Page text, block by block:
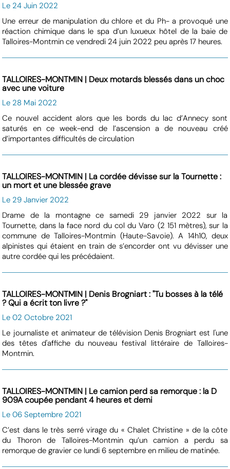
Le 24 Juin 2022
Une erreur de manipulation du chlore et du Ph- a provoqué une
réaction chimique dans le spa d’un luxueux hôtel de la baie de
Talloires-Montmin ce vendredi 24 juin 2022 peu après 17 heures.
TALLOIRES-MONTMIN | Deux motards blessés dans un choc
avec une voiture
Le 28 Mai 2022
Ce nouvel accident alors que les bords du lac d’Annecy sont
saturés en ce week-end de l’ascension a de nouveau créé
d’importantes difficultés de circulation
TALLOIRES-MONTMIN | La cordée dévisse sur la Tournette :
un mort et une blessée grave
Le 29 Janvier 2022
Drame de la montagne ce samedi 29 janvier 2022 sur la
Tournette, dans la face nord du col du Varo (2 151 mètres), sur la
commune de Talloires-Montmin (Haute-Savoie). A 14h10, deux
alpinistes qui étaient en train de s’encorder ont vu dévisser une
autre cordée qui les précédaient.
TALLOIRES-MONTMIN | Denis Brogniart : "Tu bosses à la télé
? Qui a écrit ton livre ?"
Le 02 Octobre 2021
Le journaliste et animateur de télévision Denis Brogniart est l'une
des têtes d'affiche du nouveau festival littéraire de Talloires-
Montmin.
TALLOIRES-MONTMIN | Le camion perd sa remorque : la D
909A coupée pendant 4 heures et demi
Le 06 Septembre 2021
C’est dans le très serré virage du « Chalet Christine » de la côte
du Thoron de Talloires-Montmin qu’un camion a perdu sa
remorque de gravier ce lundi 6 septembre en milieu de matinée.